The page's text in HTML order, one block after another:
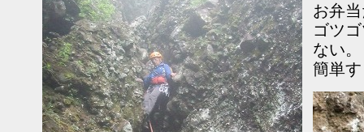
お弁
ゴツ
ない。
簡単